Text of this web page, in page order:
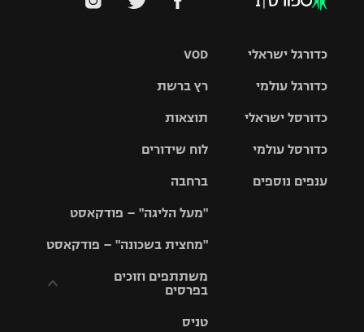
VOD
רץ ברשת
תוצאות
לוח שידורים
ברחבה
"מעל הליגה" – פודקאסט
"מחצית בשכונה" – פודקאסט
משתתפים וזוכים
בפרסים
טניס
כדורגל ישראלי
גביע הטוטו
כדורגל עולמי
האלופות
ליגה
כדורסל ישראלי
סל
כדורסל עולמי
ענפים נוספים